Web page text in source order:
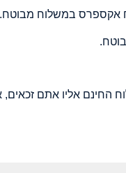
אקספרס במשלוח מבוטח.
אליו אתם